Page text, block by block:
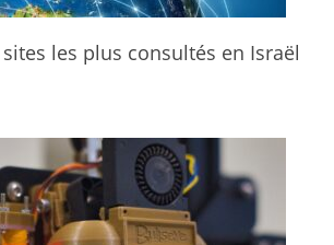
les plus consultés en Israël